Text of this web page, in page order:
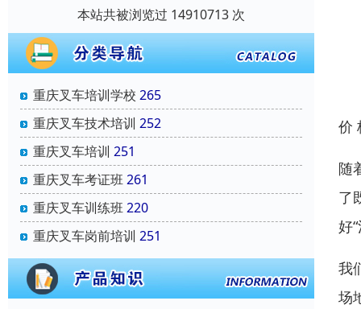
本站共被浏览过 14910713 次
重庆叉车培训学校 265
重庆叉车技术培训 252
重庆叉车培训 251
重庆叉车考证班261
重庆叉车训练班220
重庆叉车岗前培训 251
价
随
了
好
我
场